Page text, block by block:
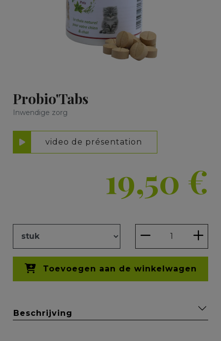
Probio'Tabs
Inwendige zorg
video de présentation
19,50 €
Toevoegen aan de winkelwagen
Beschrijving